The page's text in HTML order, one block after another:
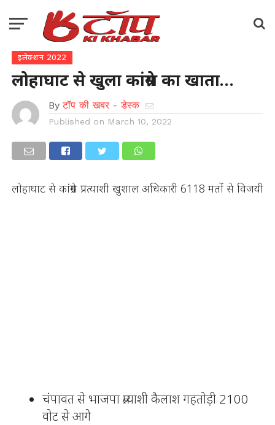
इलेक्शन 2022
लोहाघाट से खुला कांग्रेस का खाता…
By टॉप की खबर - डेस्क
Published on March 10, 2022
लोहाघाट से कांग्रेस प्रत्याशी खुशाल अधिकारी 6118 मतों से विजयी
चंपावत से भाजपा प्रत्याशी कैलाश गहतोड़ी 2100
वोट से आगे